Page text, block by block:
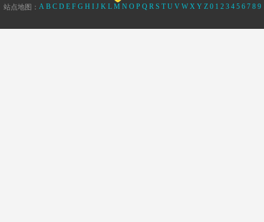
站点地图： A B C D E F G H I J K L M N O P Q R S T U V W X Y Z 0 1 2 3 4 5 6 7 8 9